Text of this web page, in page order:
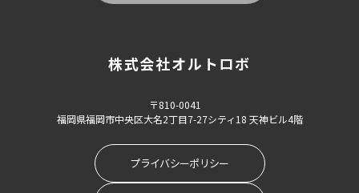
戻る
株式会社オルトロボ
〒810-0041
福岡県福岡市中央区大名2丁目7-27シティ18 天神ビル4階
プライバシーポリシー